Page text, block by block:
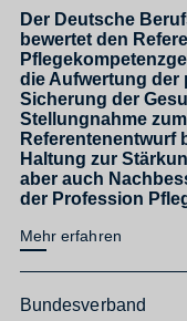
Der Deutsche
bewertet den
die Aufwertung der
Sicherung der
Stellungnahme
Referentenentwurf
Haltung zur
aber auch
der Profession
Mehr erfahren
Bundesverband